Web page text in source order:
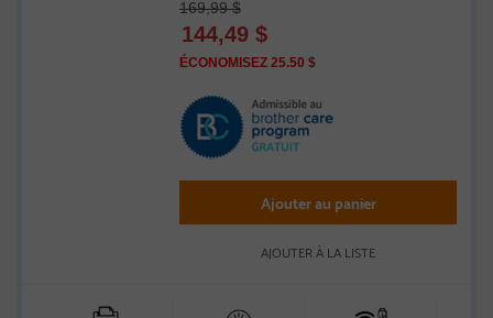
5
out
of
stars
169,99 $
144,49 $
ÉCONOMISEZ 25.50 $
Ajouter au panier
AJOUTER À LA LISTE